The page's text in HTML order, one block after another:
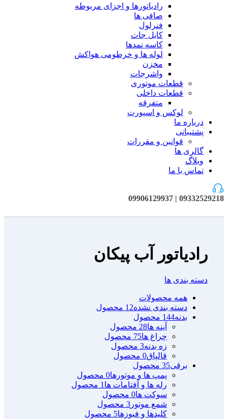
رادیاتورها و اجزای مربوطه
صافی ها
فنرلول
کابل جات
کاسه نمدها
لوله ها و خرطومی هواکش
مخزن
واشرجات
قطعات موتوری
قطعات داخلی
متفرقه
لوکس و اسپورت
درباره ما
پشتیبانی
قوانین و مقررات
گالری ها
وبلاگ
تماس با ما
09332529218 | 09906129937
رادیاتور آب پیکان
دسته بندی ها
همه محصولات
دسته بندی نشده12 محصول
بدنه144 محصول
آینه ها28 محصول
چراغ ها75 محصول
زه بدنه3 محصول
قالپاق0 محصول
برقی35 محصول
پمپ ها و موتورها0 محصول
رله ها و آفتامات ها 1 محصول
سوکت ها0 محصول
شمع موتور 3 محصول
کلیدها و فیوزها5 محصول